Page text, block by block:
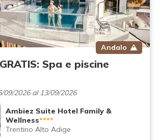
Andalo
Spa e piscine
09/2026 al 13/09/2026
Ambiez Suite Hotel Family &
Wellness****
Trentino Alto Adige